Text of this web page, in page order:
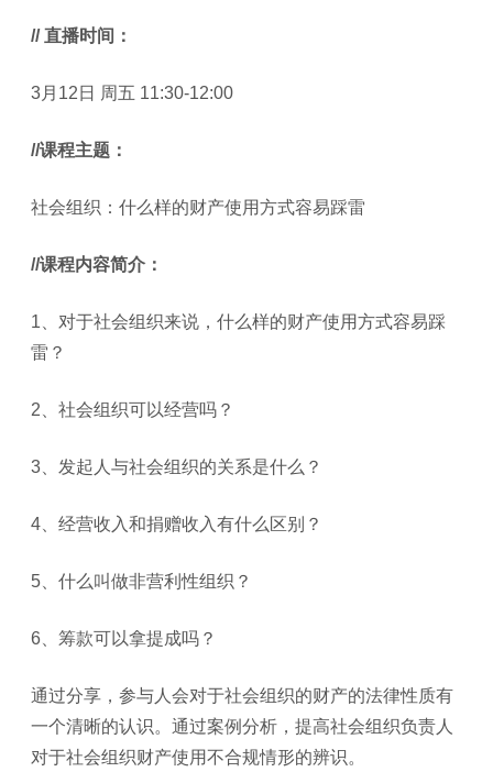
// 直播时间：
3月12日 周五 11:30-12:00
//课程主题：
社会组织：什么样的财产使用方式容易踩雷
//课程内容简介：
1、对于社会组织来说，什么样的财产使用方式容易踩
雷？
2、社会组织可以经营吗？
3、发起人与社会组织的关系是什么？
4、经营收入和捐赠收入有什么区别？
5、什么叫做非营利性组织？
6、筹款可以拿提成吗？
通过分享，参与人会对于社会组织的财产的法律性质有
一个清晰的认识。通过案例分析，提高社会组织负责人
对于社会组织财产使用不合规情形的辨识。